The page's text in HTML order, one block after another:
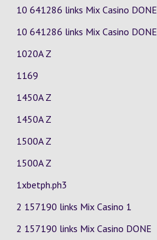
10 641286 links Mix Casino DONE
10 641286 links Mix Casino DONE
1020A Z
1169
1450A Z
1450A Z
1500A Z
1500A Z
1xbetph.ph3
2 157190 links Mix Casino 1
2 157190 links Mix Casino DONE